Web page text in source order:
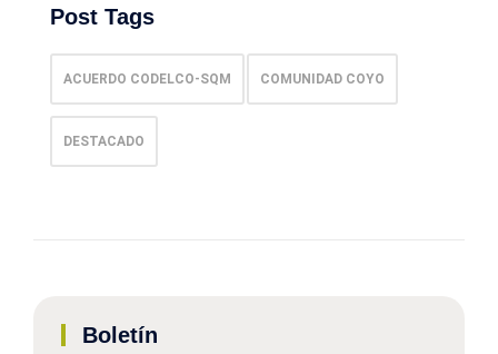
Post Tags
ACUERDO CODELCO-SQM COMUNIDAD COYO
DESTACADO
Boletín